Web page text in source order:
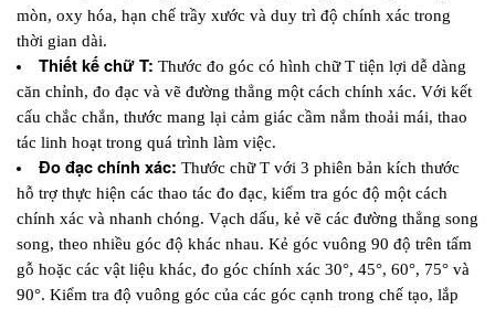
mòn, oxy hóa, hạn chế trầy xước và duy trì độ chính xác trong
thời gian dài.
Thiết kế chữ T: Thước đo góc có hình chữ T tiện lợi dễ dàng
căn chỉnh, đo đạc và vẽ đường thẳng một cách chính xác. Với kết
cấu chắc chắn, thước mang lại cảm giác cầm nắm thoải mái, thao
tác linh hoạt trong quá trình làm việc.
Đo đạc chính xác: Thước chữ T với 3 phiên bản kích thước
hỗ trợ thực hiện các thao tác đo đạc, kiểm tra góc độ một cách
chính xác và nhanh chóng. Vạch dấu, kẻ vẽ các đường thẳng song
song, theo nhiều góc độ khác nhau. Kẻ góc vuông 90 độ trên tấm
gỗ hoặc các vật liệu khác, đo góc chính xác 30°, 45°, 60°, 75° và
90°. Kiểm tra độ vuông góc của các góc cạnh trong chế tạo, lắp